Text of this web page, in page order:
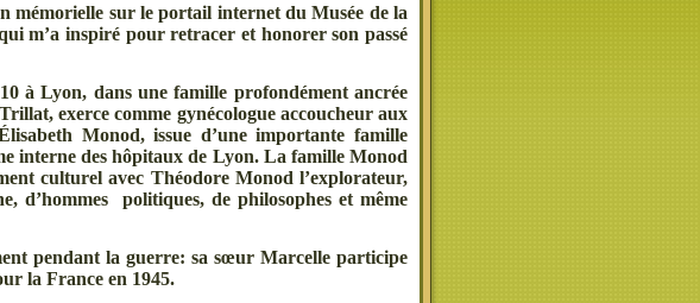
mémorielle sur le portail internet du Musée de la
m’a inspiré pour retracer et honorer son passé
à Lyon, dans une famille profondément ancrée
exerce comme gynécologue accoucheur aux
Monod, issue d’une importante famille
interne des hôpitaux de Lyon. La famille Monod
culturel avec Théodore Monod l’explorateur,
d’hommes politiques, de philosophes et même
pendant la guerre: sa sœur Marcelle participe
la France en 1945.